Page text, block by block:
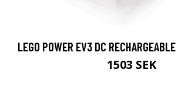
LEGO POWER EV3 DC
1503 SEK